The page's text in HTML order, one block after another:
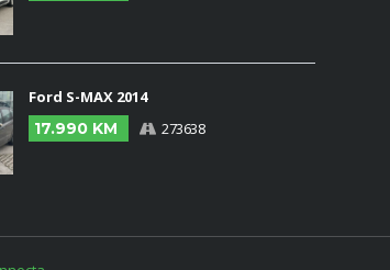
Ford S-MAX 2014
17.990 KM
273638